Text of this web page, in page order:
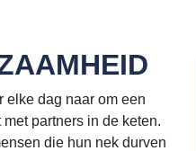
elke dag naar om een
partners in de keten.
die hun nek durven